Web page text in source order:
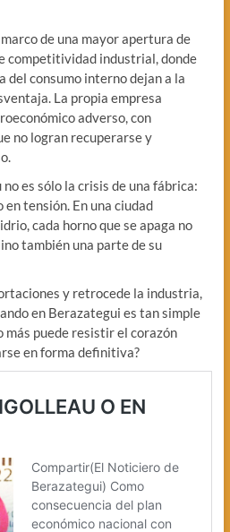
de una mayor apertura de
competitividad industrial, donde
del consumo interno dejan a la
La propia empresa
adverso, con
no logran recuperarse y
es sólo la crisis de una fábrica:
tensión. En una ciudad
cada horno que se apaga no
también una parte de su
y retrocede la industria,
en Berazategui es tan simple
más puede resistir el corazón
en forma definitiva?